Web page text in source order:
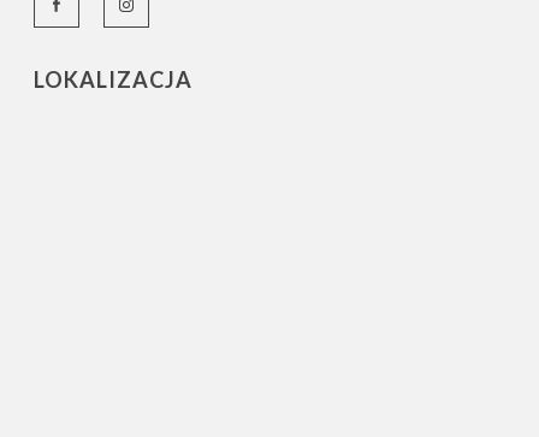
LOKALIZACJA